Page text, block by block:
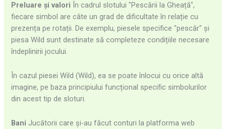
Preluare și valoriÎn cadrul slotului "Pescării la Gheață",
fiecare simbol are câte un grad de dificultate în relație cu
prezența pe rotații. De exemplu, piesele specifice "pescăr" și
piesa Wild sunt destinate să completeze condițiile necesare
îndeplinirii jocului.
În cazul piesei Wild (Wild), ea se poate înlocui cu orice altă
imagine, pe baza principiului funcțional specific simbolurilor
din acest tip de sloturi.
Bani Jucătorii care și-au făcut conturi la platforma web